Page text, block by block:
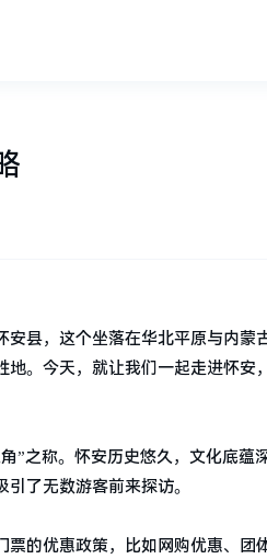
县，这个坐落在华北平原与内蒙
。今天，就让我们一起走进怀安
”之称。怀安历史悠久，文化底蕴
了无数游客前来探访。
的优惠政策，比如网购优惠、团